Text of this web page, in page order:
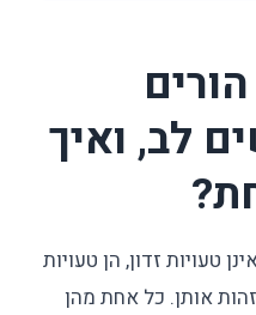
הורים
לב, ואיך
טעויות זדון, הן טעויות
אותן. כל אחת מהן